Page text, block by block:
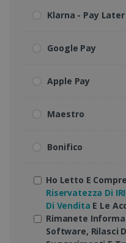
Klarna - Pay Later
Google Pay
Apple Pay
Maestro
Bonifico
Ho Letto E
Riservatezza Di
Di Vendita E Le
Rimanete
Software, Rilasci